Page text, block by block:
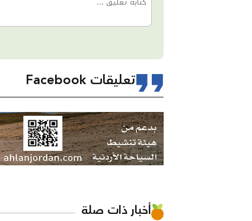
تعليقات Facebook
أخبار ذات صلة